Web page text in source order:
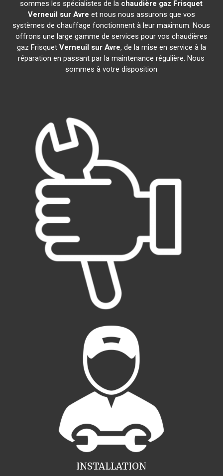
sommes les spécialistes de la chaudière gaz Frisquet
Verneuil sur Avre et nous nous assurons que vos
systèmes de chauffage fonctionnent à leur maximum. Nous
offrons une large gamme de services pour vos chaudières
gaz Frisquet Verneuil sur Avre, de la mise en service à la
réparation en passant par la maintenance régulière. Nous
sommes à votre disposition
INSTALLATION